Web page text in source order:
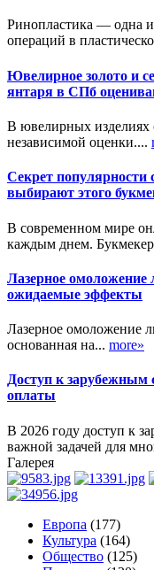
Ринопластика — одна
операций в
Ювелирное золото и
янтаря в СПб
В ювелирных изделиях
независимой оценки....
Секрет популярности
выбирают этого
В современном мире
каждым днем.
Лазерное
ожидаемые эффекты
Лазерное омоложение
основанная на... more»
Доступ к зарубежным
оплаты
В 2026 году доступ к
важной задачей для
Галерея
Европа (177)
Культура (164)
Общество (125)